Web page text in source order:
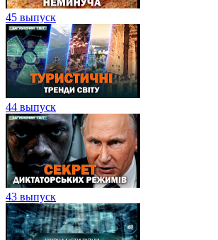
45 выпуск
44 выпуск
43 выпуск